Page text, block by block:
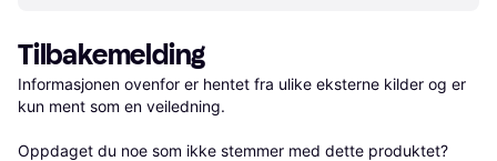
Tilbakemelding
Informasjonen ovenfor er hentet fra ulike eksterne kilder og er
kun ment som en veiledning.
Oppdaget du noe som ikke stemmer med dette produktet?